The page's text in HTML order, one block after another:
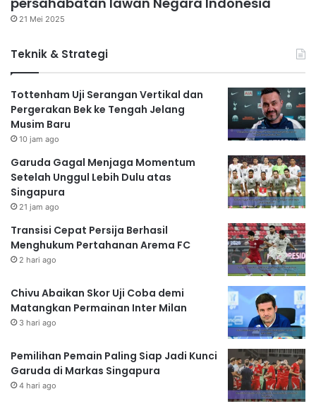
21 Mei 2025
Teknik & Strategi
Tottenham Uji Serangan Vertikal dan
Pergerakan Bek ke Tengah Jelang
Musim Baru
10 jam ago
Garuda Gagal Menjaga Momentum
Setelah Unggul Lebih Dulu atas
Singapura
21 jam ago
Transisi Cepat Persija Berhasil
Menghukum Pertahanan Arema FC
2 hari ago
Chivu Abaikan Skor Uji Coba demi
Matangkan Permainan Inter Milan
3 hari ago
Pemilihan Pemain Paling Siap Jadi Kunci
Garuda di Markas Singapura
4 hari ago